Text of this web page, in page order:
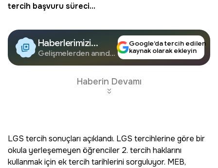
tercih başvuru süreci…
Haberlerimizi
Google'da Takip
Edin
Gelişmelerden anında
Google’da tercih edilen
kaynak olarak ekleyin
Haberin Devamı
LGS tercih sonuçları açıklandı. LGS tercihlerine göre bir
okula yerleşemeyen öğrenciler 2. tercih haklarını
kullanmak için ek tercih tarihlerini sorguluyor. MEB,